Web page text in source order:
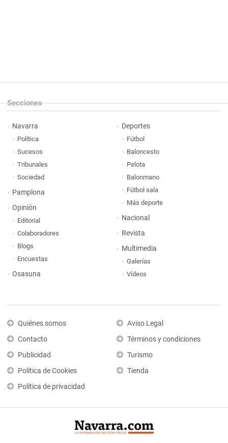
Secciones
Navarra
Política
Sucesos
Tribunales
Sociedad
Pamplona
Opinión
Editorial
Colaboradores
Blogs
Encuestas
Osasuna
Deportes
Fútbol
Baloncesto
Pelota
Balonmano
Fútbol sala
Más deporte
Nacional
Revista
Multimedia
Galerías
Vídeos
Quiénes somos
Contacto
Publicidad
Política de Cookies
Política de privacidad
Aviso Legal
Términos y condiciones
Turismo
Tienda